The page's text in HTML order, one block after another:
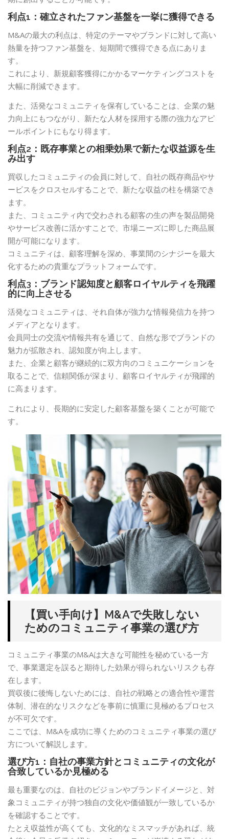
利点1：確立されたファン基盤を一挙に獲得できる
M&Aの最大の利点は、特定のテーマやブランドに対して高い
熱量を持つファン基盤を、短期間で獲得できる点にありま
す。
これにより、新規顧客獲得にかかるマーケティングコストを
大幅に削減できます。
また、活発なコミュニティを保有していることは、企業の魅
力向上にもつながり、新たな人材を採用する際の強力なアピ
ールポイントにもなり得ます。
利点2：既存事業との相乗効果で新たな収益源を生
み出す
買収したコミュニティの会員に対して、自社の既存商品やサ
ービスをクロスセルすることで、新たな収益の柱を構築でき
ます。
また、コミュニティ内で交わされる顧客の生の声を製品開発
やサービス改善に活かすことで、市場ニーズに即した商品展
開が可能になります。
コミュニティは、顧客理解を深め、事業間のシナジーを最大
化するための貴重なプラットフォームです。
利点3：ブランド認知度と顧客ロイヤルティを飛躍
的に向上させる
活発なコミュニティは、それ自体が強力な情報発信力を持つ
メディアとなります。
会員同士の交流や情報共有を通じて、自然な形でブランドの
魅力が拡散され、認知度が向上します。
また、企業と顧客が継続的に双方向のコミュニケーションを
取ることで、信頼関係が深まり、顧客ロイヤルティが飛躍的
に高まります。
これにより、長期的に安定した顧客基盤を築くことが可能で
す。
【買い手向け】M&Aで失敗しない
ためのコミュニティ事業の選び方
コミュニティ事業のM&Aは大きな可能性を秘めている一方
で、事業選定を誤ると期待した効果が得られないリスクも存
在します。
買収後に後悔しないためには、自社の戦略との適合性や運営
体制、潜在的なリスクなどを事前に慎重に見極めるプロセス
が不可欠です。
ここでは、M&Aを成功に導くためのコミュニティ事業の選び
方について解説します。
選び方1：自社の事業方針とコミュニティの文化が
合致しているか見極める
最も重要なのは、自社のビジョンやブランドイメージと、対
象コミュニティが持つ独自の文化や価値観が一致しているか
を確認することです。
たとえ収益性が高くても、文化的なミスマッチがあれば、統